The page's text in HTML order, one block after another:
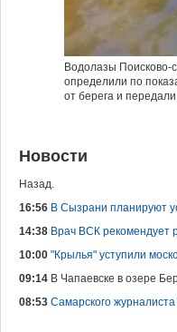
Водолазы Поисково-
определили по
от берега и
Новости
Назад.
16:56 В Сызрани планируют
14:38 Врач ВСК рекомендует
10:00 "Крылья" уступили
09:14 В Чапаевске в озере
08:53 Самарского